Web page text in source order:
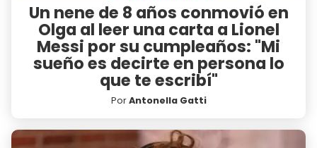
Un nene de 8 años conmovió en
Olga al leer una carta a Lionel
Messi por su cumpleaños: "Mi
sueño es decirte en persona lo
que te escribí"
PorAntonella Gatti